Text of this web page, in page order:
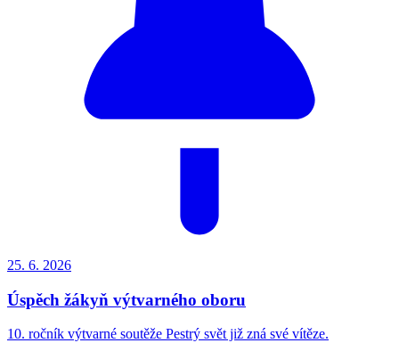
25. 6. 2026
Úspěch žákyň výtvarného oboru
10. ročník výtvarné soutěže Pestrý svět již zná své vítěze.